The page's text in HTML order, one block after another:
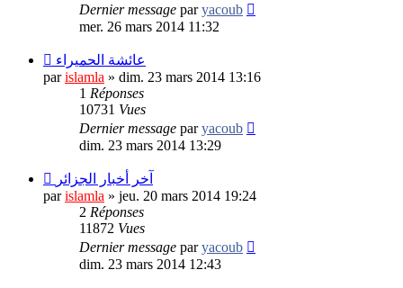
Dernier message paryacoub
mer. 26 mars 2014 11:32
عائشة الحميراء
parislamla » dim. 23 mars 2014 13:16
1 Réponses
10731 Vues
Dernier message paryacoub
dim. 23 mars 2014 13:29
آخر أخبار الجزائر
parislamla » jeu. 20 mars 2014 19:24
2 Réponses
11872 Vues
Dernier message paryacoub
dim. 23 mars 2014 12:43